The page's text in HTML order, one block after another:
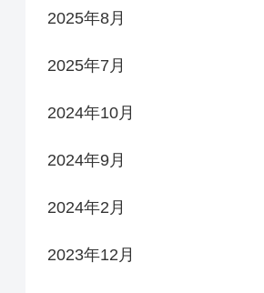
2025年8月
2025年7月
2024年10月
2024年9月
2024年2月
2023年12月